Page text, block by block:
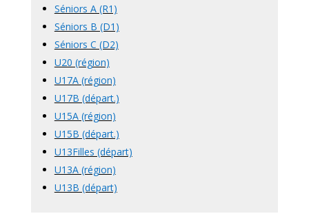
Séniors A (R1)
Séniors B (D1)
Séniors C (D2)
U20 (région)
U17A (région)
U17B (départ.)
U15A (région)
U15B (départ.)
U13Filles (départ)
U13A (région)
U13B (départ)